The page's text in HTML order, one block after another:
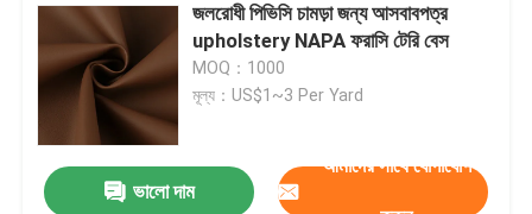
জলরোধী পিভিসি চামড়া জন্য আসবাবপত্র
upholstery NAPA ফরাসি টেরি বেস
MOQ：1000
মূল্য：US$1~3 Per Yard
ভালো দাম
আমাদের সাথে যোগাযোগ